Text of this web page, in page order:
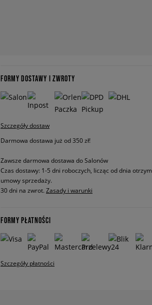
FORMY DOSTAWY I ZWROTY
Szczegóły dostaw
Darmowa dostawa już od 350 zł!
Zawsze darmowa dostawa do Salonów
Czas dostawy: 1-5 dni roboczych, licząc od dnia
umowy sprzedaży.
30 dni na zwrot. Zasady i warunki
FORMY PŁATNOŚCI
Szczegóły płatności